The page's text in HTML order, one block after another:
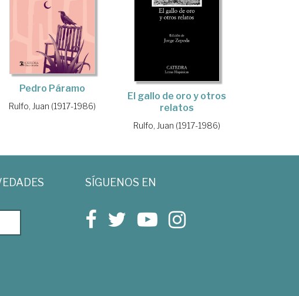
Pedro Páramo
Rulfo, Juan (1917-1986)
El gallo de oro y otros
relatos
Rulfo, Juan (1917-1986)
SÍGUENOS EN